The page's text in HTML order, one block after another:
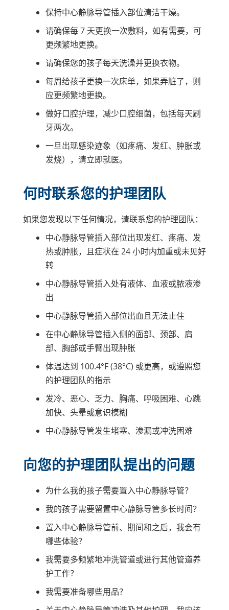
保持中心静脉导管插入部位清洁干燥。
请确保每 7 天更换一次敷料，如有需要，可
更频繁地更换。
请确保您的孩子每天洗澡并更换衣物。
每周给孩子更换一次床单，如果弄脏了，则
应更频繁地更换。
做好口腔护理，减少口腔细菌，包括每天刷
牙两次。
一旦出现感染迹象（如疼痛、发红、肿胀或
发烧），请立即就医。
何时联系您的护理团队
如果您发现以下任何情况，请联系您的护理团队：
中心静脉导管插入部位出现发红、疼痛、发
热或肿胀，且症状在 24 小时内加重或未见好
转
中心静脉导管插入处有液体、血液或脓液渗
出
中心静脉导管插入部位出血且无法止住
在中心静脉导管插入侧的面部、颈部、肩
部、胸部或手臂出现肿胀
体温达到 100.4°F (38°C) 或更高，或遵照您
的护理团队的指示
发冷、恶心、乏力、胸痛、呼吸困难、心跳
加快、头晕或意识模糊
中心静脉导管发生堵塞、渗漏或冲洗困难
向您的护理团队提出的问题
为什么我的孩子需要置入中心静脉导管？
我的孩子需要留置中心静脉导管多长时间？
置入中心静脉导管前、期间和之后，我会有
哪些体验？
我需要多频繁地冲洗管道或进行其他管道养
护工作？
我需要准备哪些用品？